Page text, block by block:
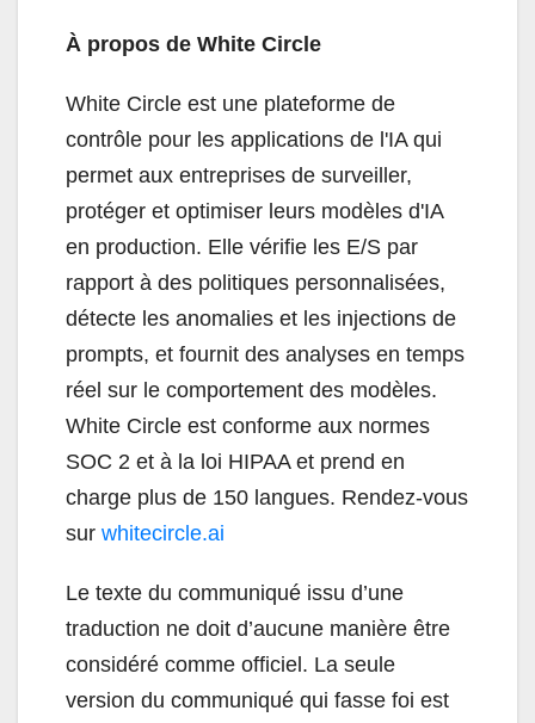
À propos de White Circle
White Circle est une plateforme de
contrôle pour les applications de l'IA qui
permet aux entreprises de surveiller,
protéger et optimiser leurs modèles d'IA
en production. Elle vérifie les E/S par
rapport à des politiques personnalisées,
détecte les anomalies et les injections de
prompts, et fournit des analyses en temps
réel sur le comportement des modèles.
White Circle est conforme aux normes
SOC 2 et à la loi HIPAA et prend en
charge plus de 150 langues. Rendez-vous
sur whitecircle.ai
Le texte du communiqué issu d’une
traduction ne doit d’aucune manière être
considéré comme officiel. La seule
version du communiqué qui fasse foi est